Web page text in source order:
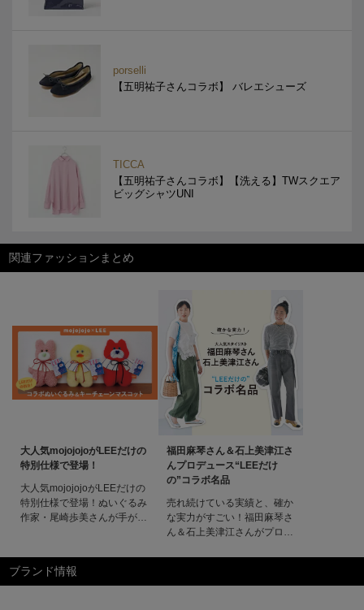
porselli
【五明祐子さんコラボ】 バレエシューズ
TICCA
【五明祐子さんコラボ】【洗える】TWスクエア
ビッグシャツUNI
関連ファッションまとめ
大人気mojojojoがLEEだけの
特別仕様で登場！
大人気mojojojoがLEEだけの
特別仕様で登場！ぬいぐるみ
作家・尾崎歩美さんが手がけ
が初コラボ！20周年を記念
し、貴重なハンドメイドのぬ
福田麻琴さん＆石上美津江さ
んプロデュース“LEEだけ
の”コラボ名品
売れ続けている実績と、確か
な実力がすごい！福田麻琴さ
ん＆石上美津江さんがプロデ
の“LEEだけの”コラボ名品福
ブランド情報